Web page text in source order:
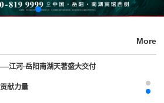
More
献力量
发一级资质企业
江河·岳阳南湖天著盛大交付
献力量